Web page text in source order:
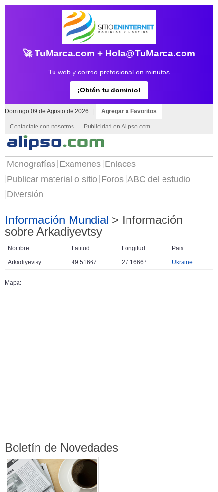
🚀 TuMarca.com + Hola@TuMarca.com
Tu web y correo profesional en minutos
¡Obtén tu dominio!
Domingo 09 de Agosto de 2026 Agregar a Favoritos
Contactate con nosotros Publicidad en Alipso.com
Monografías Examenes Enlaces
Publicar material o sitio Foros ABC del estudio
Diversión
Información Mundial > Información
sobre Arkadiyevtsy
Nombre Latitud Longitud Pais
Arkadiyevtsy 49.51667 27.16667 Ukraine
Mapa:
Boletín de Novedades